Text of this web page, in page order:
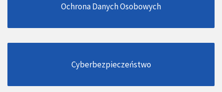
Ochrona Danych Osobowych
Cyberbezpieczeństwo